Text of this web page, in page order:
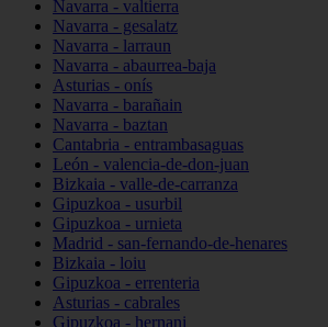
Navarra - valtierra
Navarra - gesalatz
Navarra - larraun
Navarra - abaurrea-baja
Asturias - onís
Navarra - barañain
Navarra - baztan
Cantabria - entrambasaguas
León - valencia-de-don-juan
Bizkaia - valle-de-carranza
Gipuzkoa - usurbil
Gipuzkoa - urnieta
Madrid - san-fernando-de-henares
Bizkaia - loiu
Gipuzkoa - errenteria
Asturias - cabrales
Gipuzkoa - hernani